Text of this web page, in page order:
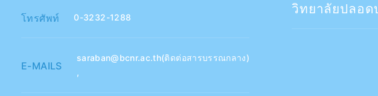
โทรศัพท์ 0-3232-1288
E-MAILS
saraban@bcnr.ac.th(ติดต่อสารบรรณกลาง)
,
วิทยาลัยปลอด